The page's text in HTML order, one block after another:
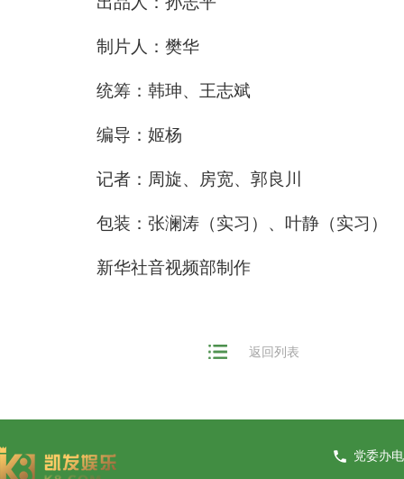
制片人：樊华
统筹：韩珅、王志斌
编导：姬杨
记者：周旋、房宽、郭良川
包装：张澜涛（实习）、叶静（实习）
新华社音视频部制作
返回列表
党委办